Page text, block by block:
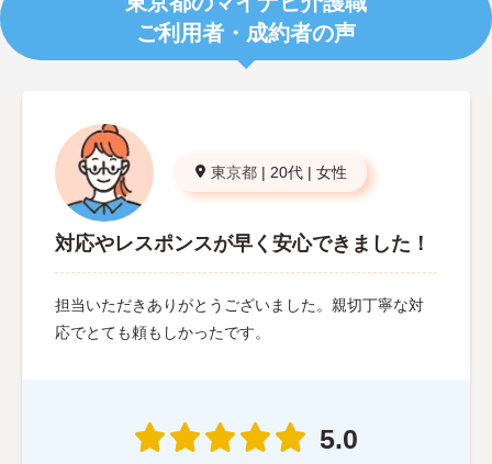
ご利用者・成約者の声
東京都 | 20代 | 女性
対応やレスポンスが早く安心できました！
担当いただきありがとうございました。親切丁寧な対
応でとても頼もしかったです。
5.0